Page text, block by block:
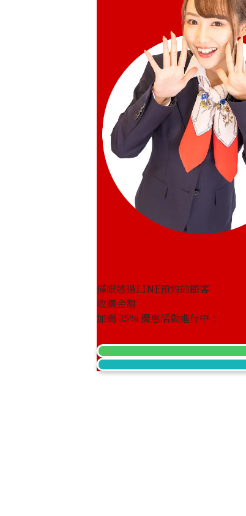
Chanel Boy Chanel Handbag
收購參考價格
NTD 149,999
僅限透過LINE預約的顧客
收購金額
加碼35% 優惠活動進行中！